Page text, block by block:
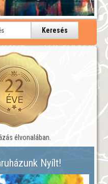
Keresés
élvonalában.
Nyílt!